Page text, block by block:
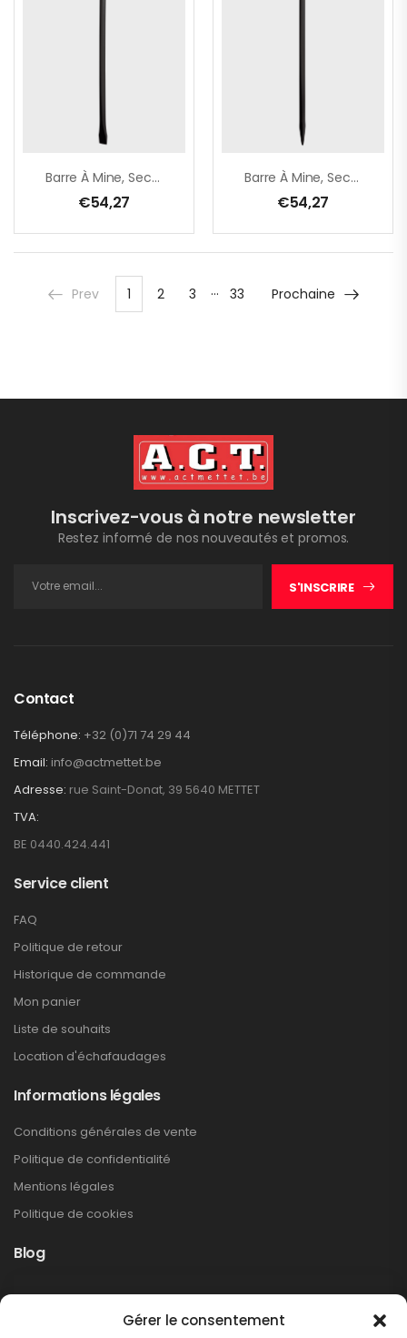
Gérer le consentement
Barre À Mine, Section Ronde Ø 30 Mm – Boule/burin – 1500 Mm
€54,27
Barre À Mine, Section Ronde Ø 30 Mm – Boule/pointe – 1500 Mm
€54,27
Prev 1 2 3 … 33 Prochaine
Inscrivez-vous à notre newsletter
Restez informé de nos nouveautés et promos.
S'INSCRIRE
Contact
Téléphone: +32 (0)71 74 29 44
Email: info@actmettet.be
Adresse: rue Saint-Donat, 39 5640 METTET
TVA:
BE 0440.424.441
Service client
FAQ
Politique de retour
Historique de commande
Mon panier
Liste de souhaits
Location d'échafaudages
Informations légales
Conditions générales de vente
Politique de confidentialité
Mentions légales
Politique de cookies
Blog